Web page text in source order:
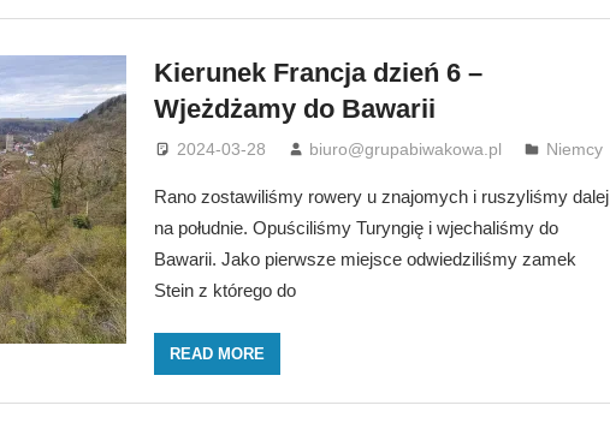
Kierunek Francja dzień 6 –
Wjeżdżamy do Bawarii
2024-03-28 biuro@grupabiwakowa.pl Niemcy
Rano zostawiliśmy rowery u znajomych i ruszyliśmy dalej
na południe. Opuściliśmy Turyngię i wjechaliśmy do
Bawarii. Jako pierwsze miejsce odwiedziliśmy zamek
Stein z którego do
READ MORE